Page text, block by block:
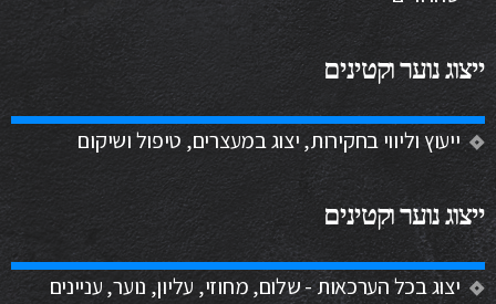
ייצוג נוער וקטינים
ייעוץ וליווי בחקירות, יצוג במעצרים, טיפול ושיקום
ייצוג נוער וקטינים
יצוג בכל הערכאות - שלום, מחוזי, עליון, נוער, עניינים